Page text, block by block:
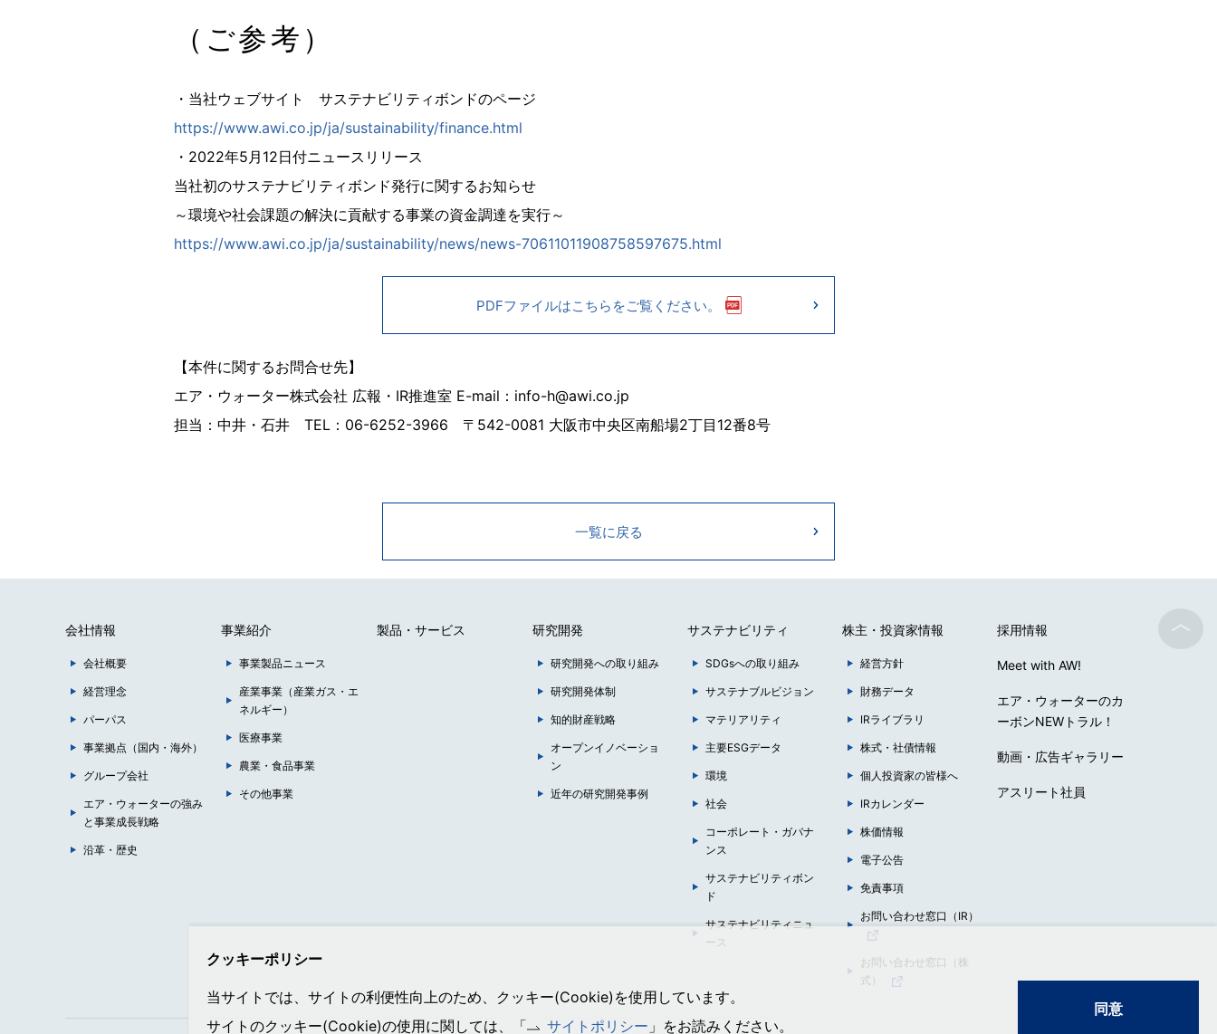
（ご参考）
・当社ウェブサイト サステナビリティボンドのページ
https://www.awi.co.jp/ja/sustainability/finance.html
・2022年5月12日付ニュースリリース
当社初のサステナビリティボンド発行に関するお知らせ
～環境や社会課題の解決に貢献する事業の資金調達を実行～
https://www.awi.co.jp/ja/sustainability/news/news-70611011908758597675.html
PDFファイルはこちらをご覧ください。
【本件に関するお問合せ先】
エア・ウォーター株式会社 広報・IR推進室 E-mail：info-h@awi.co.jp
担当：中井・石井 TEL：06-6252-3966 〒542-0081 大阪市中央区南船場2丁目12番8号
一覧に戻る
クッキーポリシー
当サイトでは、サイトの利便性向上のため、クッキー(Cookie)を使用しています。
サイトのクッキー(Cookie)の使用に関しては、「
サイトポリシー 」をお読みください。
同意
会社情報
会社概要
経営理念
パーパス
事業拠点（国内・海外）
グループ会社
エア・ウォーターの強み
と事業成長戦略
沿革・歴史
事業紹介
事業製品ニュース
産業事業（産業ガス・エ
ネルギー）
医療事業
農業・食品事業
その他事業
製品・サービス 研究開発
研究開発への取り組み
研究開発体制
知的財産戦略
オープンイノベーショ
ン
近年の研究開発事例
サステナビリティ
SDGsへの取り組み
サステナブルビジョン
マテリアリティ
主要ESGデータ
環境
社会
コーポレート・ガバナ
ンス
サステナビリティボン
ド
サステナビリティニュ
ース
株主・投資家情報
経営方針
財務データ
IRライブラリ
株式・社債情報
個人投資家の皆様へ
IRカレンダー
株価情報
電子公告
免責事項
お問い合わせ窓口（IR）
お問い合わせ窓口（株
式）
採用情報
Meet with AW!
エア・ウォーターのカ
ーボンNEWトラル！
動画・広告ギャラリー
アスリート社員